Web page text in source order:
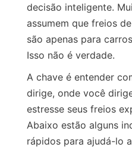
decisão inteligente.
assumem que freios
são apenas para
Isso não é verdade.
A chave é entender
dirige, onde você
estresse seus freios
Abaixo estão alguns
rápidos para ajudá-lo